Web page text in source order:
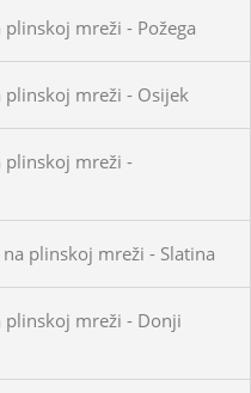
mreži - Požega
mreži - Osijek
plinskoj mreži -
plinskoj mreži - Slatina
mreži - Donji